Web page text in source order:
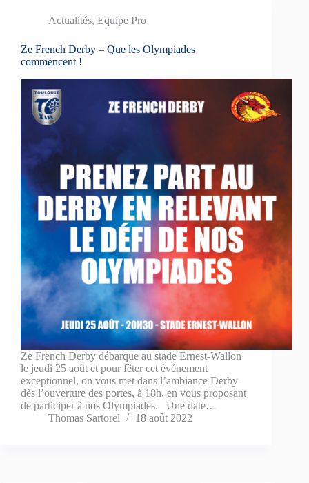
Actualités, Equipe Pro
Ze French Derby – Que les Olympiades
commencent !
Ze French Derby débarque au stade Ernest-Wallon
le jeudi 25 août et pour fêter cet événement
exceptionnel, on vous met dans l’ambiance Derby
dès l’ouverture des portes, à 18h, en vous proposant
de participer à nos Olympiades. Une date…
Thomas Sartorel
18 août 2022